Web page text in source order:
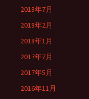
2018年7月
2018年2月
2018年1月
2017年7月
2017年5月
2016年11月